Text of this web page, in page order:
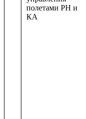
полетами РН и
КА